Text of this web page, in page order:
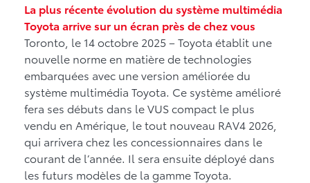
La plus récente évolution du système multimédia
Toyota arrive sur un écran près de chez vous
Toronto, le 14 octobre 2025 – Toyota établit une
nouvelle norme en matière de technologies
embarquées avec une version améliorée du
système multimédia Toyota. Ce système amélioré
fera ses débuts dans le VUS compact le plus
vendu en Amérique, le tout nouveau RAV4 2026,
qui arrivera chez les concessionnaires dans le
courant de l’année. Il sera ensuite déployé dans
les futurs modèles de la gamme Toyota.